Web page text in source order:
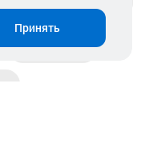
Магазины
Принять